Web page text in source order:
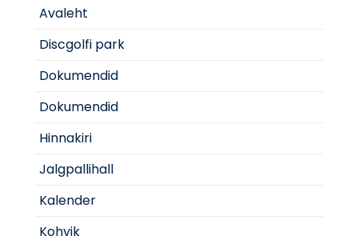
Avaleht
Discgolfi park
Dokumendid
Dokumendid
Hinnakiri
Jalgpallihall
Kalender
Kohvik